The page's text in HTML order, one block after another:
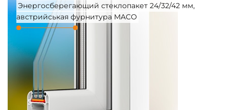
Энергосберегающий стеклопакет 24/32/42 мм,
австрийськая фурнитура MACO